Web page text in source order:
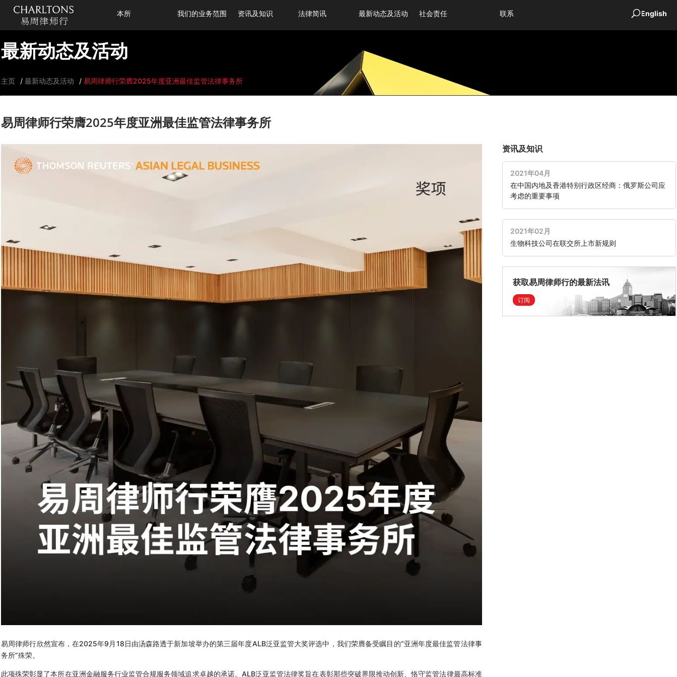
English
本所 我们的业务范围 资讯及知识 法律简讯 最新动态及活动 社会责任 联系
最新动态及活动
主页 最新动态及活动 易周律师行荣膺2025年度亚洲最佳监管法律事务所
易周律师行荣膺2025年度亚洲最佳监管法律事务所
易周律师行欣然宣布，在2025年9月18日由汤森路透于新加坡举办的第三届年度ALB泛亚监管大奖评选中，我们荣膺备受瞩目的“亚洲年度最佳监管法律事
务所”殊荣。
此项殊荣彰显了本所在亚洲金融服务行业监管合规服务领域追求卓越的承诺。ALB泛亚监管法律奖旨在表彰那些突破界限推动创新、恪守监管法律最高标准
资讯及知识
2021年04月
在中国内地及香港特别行政区经商：俄罗斯公司应
考虑的重要事项
2021年02月
生物科技公司在联交所上市新规则
获取易周律师行的最新法讯
订阅